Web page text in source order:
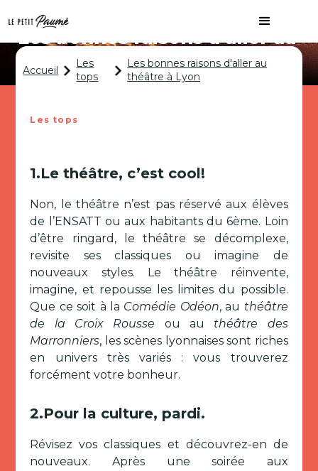
Les bonnes raisons d'aller au
théâtre à Lyon
Accueil
Les
tops
Les bonnes raisons d'aller au
théâtre à Lyon
Les tops
1.Le théâtre, c’est cool!
Non, le théâtre n’est pas réservé aux élèves
de l’ENSATT ou aux habitants du 6ème. Loin
d’être ringard, le théâtre se décomplexe,
revisite ses classiques ou imagine de
nouveaux styles. Le théâtre réinvente,
imagine, et repousse les limites du possible.
Que ce soit à la Comédie Odéon, au théâtre
de la Croix Rousse ou au théâtre des
Marronniers, les scènes lyonnaises sont riches
en univers très variés : vous trouverez
forcément votre bonheur.
2.Pour la culture, pardi.
Révisez vos classiques et découvrez-en de
nouveaux. Après une soirée aux